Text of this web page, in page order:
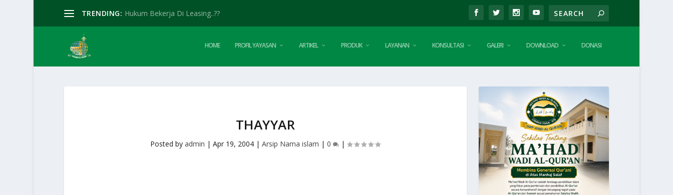
TRENDING: Hukum Bekerja Di Leasing..??
HOME PROFIL YAYASAN ARTIKEL PRODUK LAYANAN KONSULTASI GALERI DOWNLOAD DONASI
THAYYAR
Posted byadmin |Apr 19, 2004 |Arsip Nama islam |0 |